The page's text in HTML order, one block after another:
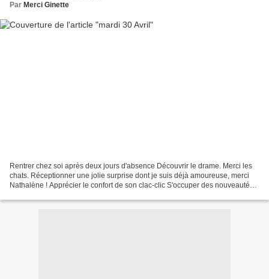
Par Merci Ginette
Rentrer chez soi après deux jours d'absence Découvrir le drame. Merci les
chats. Réceptionner une jolie surprise dont je suis déjà amoureuse, merci
Nathalène ! Apprécier le confort de son clac-clic S'occuper des nouveautés